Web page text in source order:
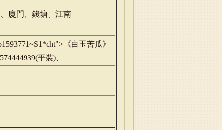
廈門、錢塘、江南
《白玉苦瓜》
平裝)、